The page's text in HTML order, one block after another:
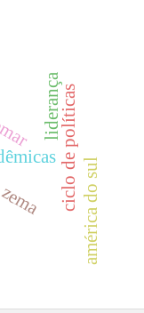
ciclo de políticasamérica do sul
liderança